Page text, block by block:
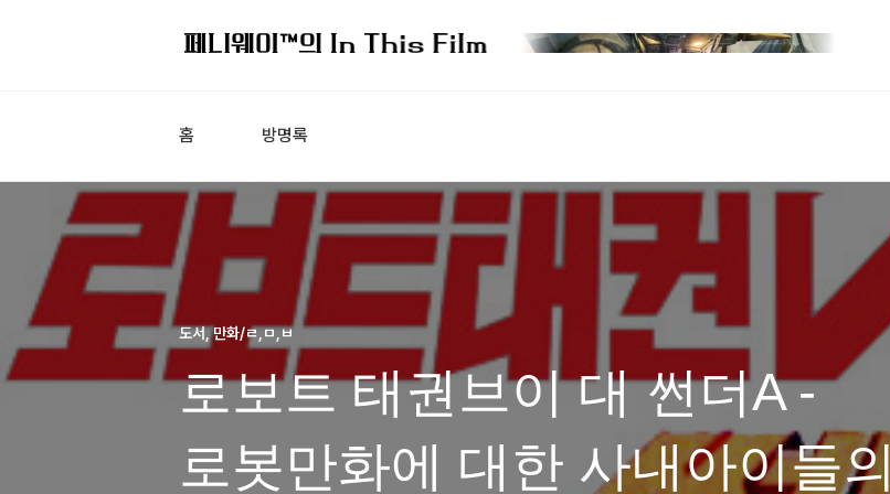
홈 방명록
도서, 만화/ㄹ,ㅁ,ㅂ
로보트 태권브이 대 썬더A -
로봇만화에 대한 사내아이들의